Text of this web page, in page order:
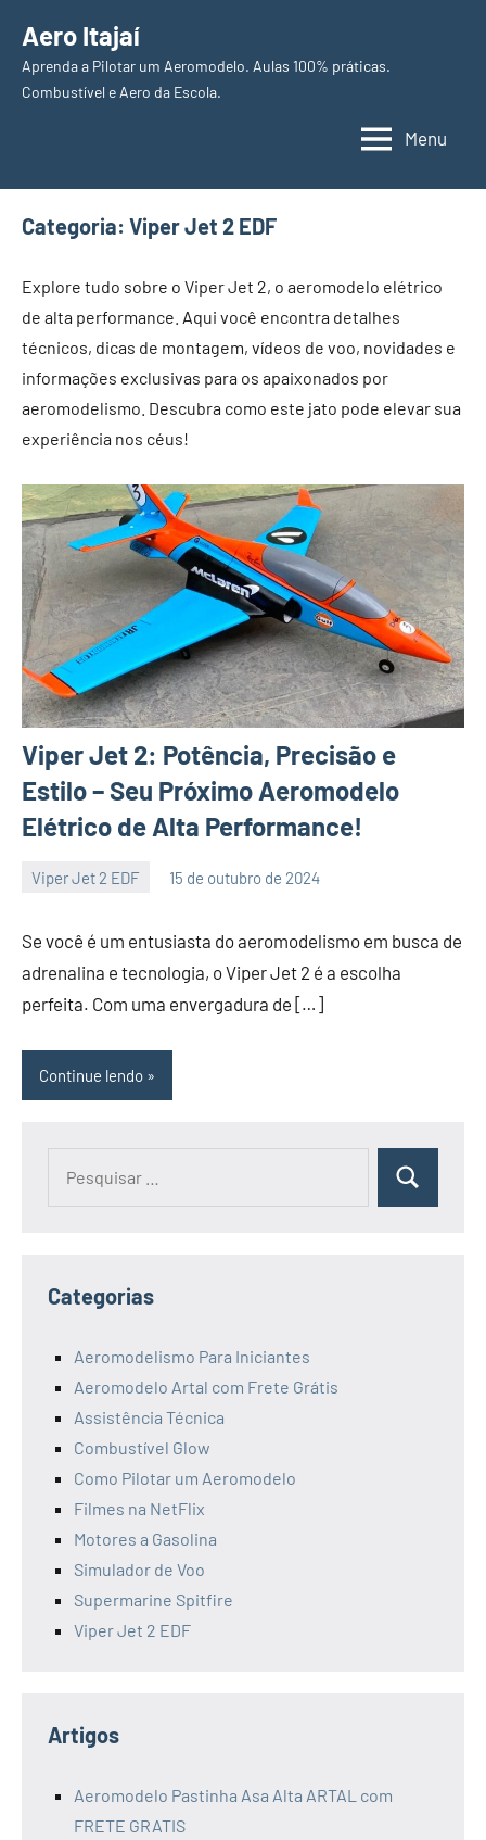
para
conteúdo
Aero Itajaí
Aprenda a Pilotar um Aeromodelo. Aulas 100% práticas.
Combustível e Aero da Escola.
Menu
Categoria: Viper Jet 2 EDF
Explore tudo sobre o Viper Jet 2, o aeromodelo elétrico
de alta performance. Aqui você encontra detalhes
técnicos, dicas de montagem, vídeos de voo, novidades e
informações exclusivas para os apaixonados por
aeromodelismo. Descubra como este jato pode elevar sua
experiência nos céus!
Viper Jet 2: Potência, Precisão e
Estilo – Seu Próximo Aeromodelo
Elétrico de Alta Performance!
Viper Jet 2 EDF 15 de outubro de 2024
Fernando
Nenhum
Se você é um entusiasta do aeromodelismo em busca de
adrenalina e tecnologia, o Viper Jet 2 é a escolha
perfeita. Com uma envergadura de […]
Continue lendo
Pesquisa
Categorias
Aeromodelismo Para Iniciantes
Aeromodelo Artal com Frete Grátis
Assistência Técnica
Combustível Glow
Como Pilotar um Aeromodelo
Filmes na NetFlix
Motores a Gasolina
Simulador de Voo
Supermarine Spitfire
Viper Jet 2 EDF
Artigos
Aeromodelo Pastinha Asa Alta ARTAL com
FRETE GRATIS